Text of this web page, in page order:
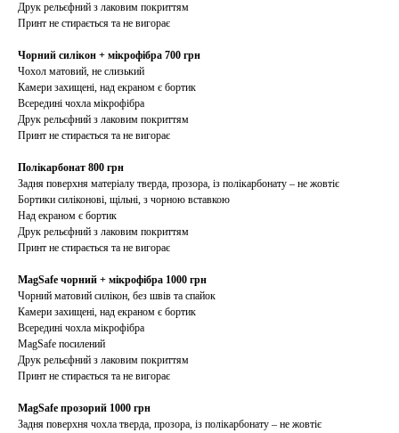
Друк рельєфний з лаковим покриттям
Принт не стирається та не вигорає
Чорний силікон + мікрофібра 700 грн
Чохол матовий, не слизький
Камери захищені, над екраном є бортик
Всередині чохла мікрофібра
Друк рельєфний з лаковим покриттям
Принт не стирається та не вигорає
Полікарбонат 800 грн
Задня поверхня матеріалу тверда, прозора, із полікарбонату – не жовтіє
Бортики силіконові, щільні, з чорною вставкою
Над екраном є бортик
Друк рельєфний з лаковим покриттям
Принт не стирається та не вигорає
MagSafe чорний + мікрофібра 1000 грн
Чорний матовий силікон, без швів та спайок
Камери захищені, над екраном є бортик
Всередині чохла мікрофібра
MagSafe посилений
Друк рельєфний з лаковим покриттям
Принт не стирається та не вигорає
MagSafe прозорий 1000 грн
Задня поверхня чохла тверда, прозора, із полікарбонату – не жовтіє